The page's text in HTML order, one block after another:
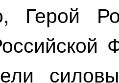
Герой